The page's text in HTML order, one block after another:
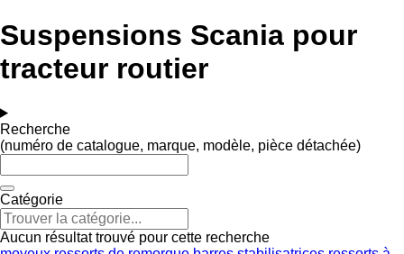
Suspensions Scania pour
tracteur routier
Recherche
(numéro de catalogue, marque, modèle, pièce détachée)
Catégorie
Aucun résultat trouvé pour cette recherche